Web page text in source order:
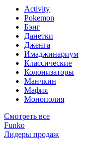
Activity
Pokemon
Бэнг
Данетки
Дженга
Имаджинариум
Классические
Колонизаторы
Манчкин
Мафия
Монополия
Смотреть все
Funko
Лидеры продаж